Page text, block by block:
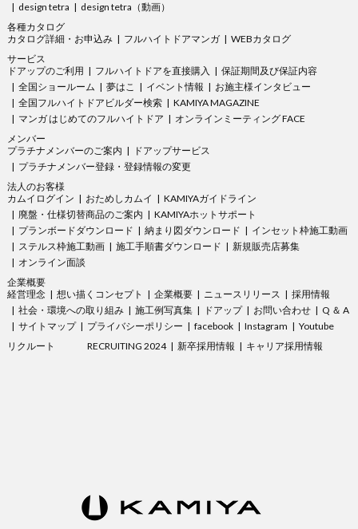
design tetra
design tetra（動画）
各種カタログ
カタログ詳細・お申込み
フルハイトドアマンガ
WEBカタログ
サービス
ドアップのご利用
フルハイトドアを直接購入
保証期間及び保証内容
全国ショールーム
夢はこ イベント情報
お施主様インタビュー
全国フルハイトドアビルダー検索
KAMIYA MAGAZINE
マンガ はじめてのフルハイトドア
オンラインミーティング FACE
メンバー
プラチナメンバーのご案内
ドアップサービス
プラチナメンバー登録・登録情報の変更
法人のお客様
カムイログイン
おためしカムイ
KAMIYAガイドライン
廃盤・仕様切替商品のご案内
KAMIYAホットサポート
プランボードダウンロード
納まり図ダウンロード
インセット枠施工動画
ステルス枠施工動画
施工手順書ダウンロード
新規販売店募集
オンライン面談
企業概要
経営理念
想い描くコンセプト 企業概要 ニュースリリース
採用情報
社会・環境への取り組み
施工例写真集 ドアップ お問い合わせ
Q ＆ A
サイトマップ
プライバシーポリシー facebook Instagram
Youtube
リクルート
RECRUITING 2024 新卒採用情報 キャリア採用情報